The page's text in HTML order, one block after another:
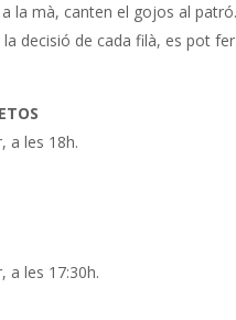
la mà, canten el gojos al
decisió de cada filà, es pot
a les 18h.
a les 17:30h.